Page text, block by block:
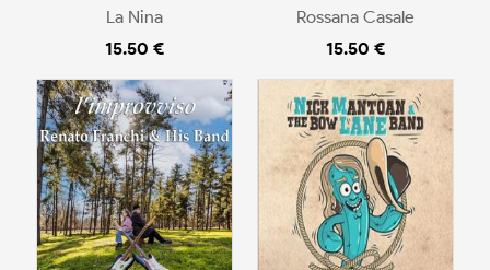
La Nina
15.50 €
Rossana Casale
15.50 €